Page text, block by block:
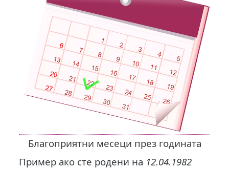
Благоприятни месеци през годината
Пример ако сте родени на 12.04.1982